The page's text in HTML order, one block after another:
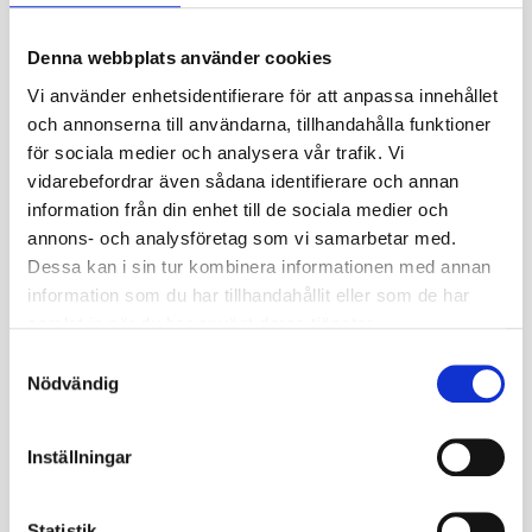
Denna webbplats använder cookies
Vi använder enhetsidentifierare för att anpassa innehållet
och annonserna till användarna, tillhandahålla funktioner
för sociala medier och analysera vår trafik. Vi
vidarebefordrar även sådana identifierare och annan
information från din enhet till de sociala medier och
annons- och analysföretag som vi samarbetar med.
Dessa kan i sin tur kombinera informationen med annan
information som du har tillhandahållit eller som de har
Nödvändig
Inställningar
✓ TL – slanglöst utförande
✓ Diagonal konstruktion
✓ 18PR stomstyrka
Användningsområde
✓ Rundbalspressar och fyrkantsbalpressar
✓ Lantbruksvagnar och fältvagnar
✓ Såmaskiner och planteringsredskap
✓ Maskinvagnar, boggikärror och materialvagnar
Modell: IM72